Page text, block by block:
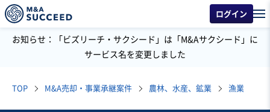
ログイン
お知らせ：「ビズリーチ・サクシード」は「M&Aサクシード」に
サービス名を変更しました
TOP M&A売却・事業承継案件 農林、水産、鉱業 漁業